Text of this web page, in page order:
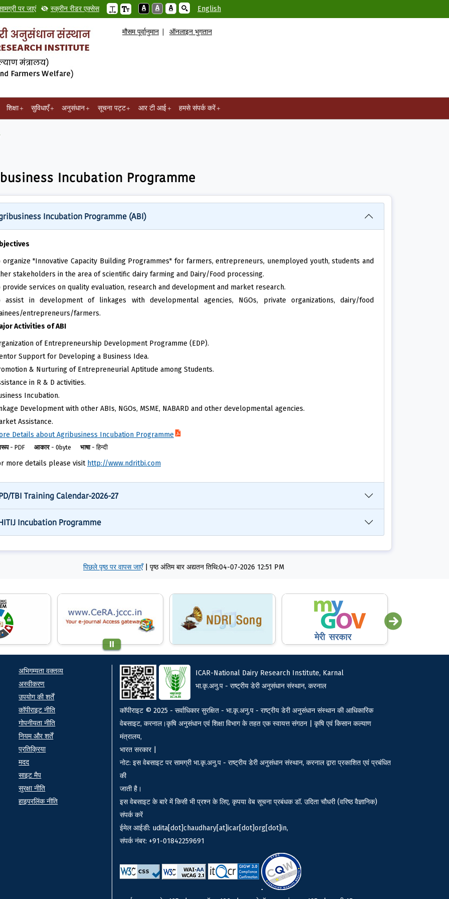
पर जाएं स्क्रीन रीडर एक्सेस A A A English
मौसम पूर्वानुमान ऑनलाइन भुगतान
शिक्षा सुविधाएँ अनुसंधान सूचना पट्ट आर टी आई हमसे संपर्क करें
Incubation Programme
Incubation Programme (ABI)
organize "Innovative Capacity Building Programmes" for farmers, entrepreneurs, unemployed youth, students and
stakeholders in the area of scientific dairy farming and Dairy/Food processing.
provide services on quality evaluation, research and development and market research.
assist in development of linkages with developmental agencies, NGOs, private organizations, dairy/food
entrepreneurs/farmers.
Activities of ABI
of Entrepreneurship Development Programme (EDP).
Support for Developing a Business Idea.
& Nurturing of Entrepreneurial Aptitude among Students.
in R & D activities.
Incubation.
Development with other ABIs, NGOs, MSME, NABARD and other developmental agencies.
Assistance.
Details about Agribusiness Incubation Programme
- PDF आकार-0byte भाषा-हिन्दी
more details please visit http://www.ndritbi.com
TBI Training Calendar-2026-27
Incubation Programme
पिछले पृष्ठ पर वापस जाएँ पृष्ठ अंतिम बार अद्यतन तिथि:04-07-2026 12:51 PM
Footer
अभिगम्यता वक्तव्य
अस्वीकरण
उपयोग की शर्तें
कॉपीराइट नीति
गोपनीयता नीति
नियम और शर्तें
प्रतिक्रिया
मदद
साइट मैप
सुरक्षा नीति
हाइपरलिंक नीति
ICAR-National Dairy Research Institute, Karnal
भा.कृ.अनु.प - राष्ट्रीय डेरी अनुसंधान संस्थान, करनाल
कॉपीराइट © 2025 - सर्वाधिकार सुरक्षित - भा.कृ.अनु.प - राष्ट्रीय डेरी अनुसंधान संस्थान की आधिकारिक
वेबसाइट, करनाल।कृषि अनुसंधान एवं शिक्षा विभाग के तहत एक स्वायत्त संगठन | कृषि एवं किसान कल्याण
मंत्रालय,
भारत सरकार |
नोट: इस वेबसाइट पर सामग्री भा.कृ.अनु.प - राष्ट्रीय डेरी अनुसंधान संस्थान, करनाल द्वारा प्रकाशित एवं प्रबंधित
की
जाती है।
इस वेबसाइट के बारे में किसी भी प्रश्न के लिए, कृपया वेब सूचना प्रबंधक डॉ. उदिता चौधरी (वरिष्ठ वैज्ञानिक)
संपर्क करें
ईमेल आईडी: udita[dot]chaudhary[at]icar[dot]org[dot]in,
संपर्क नंबर: +91-01842259691